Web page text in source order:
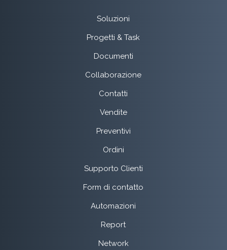
Soluzioni
Progetti & Task
Documenti
Collaborazione
Contatti
Vendite
Preventivi
Ordini
Supporto Clienti
Form di contatto
Automazioni
Report
Network